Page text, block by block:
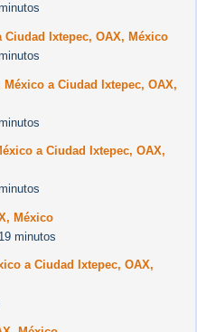
Ciudad Ixtepec, OAX, México
a Ciudad Ixtepec, OAX,
a Ciudad Ixtepec, OAX,
México
minutos
a Ciudad Ixtepec, OAX,